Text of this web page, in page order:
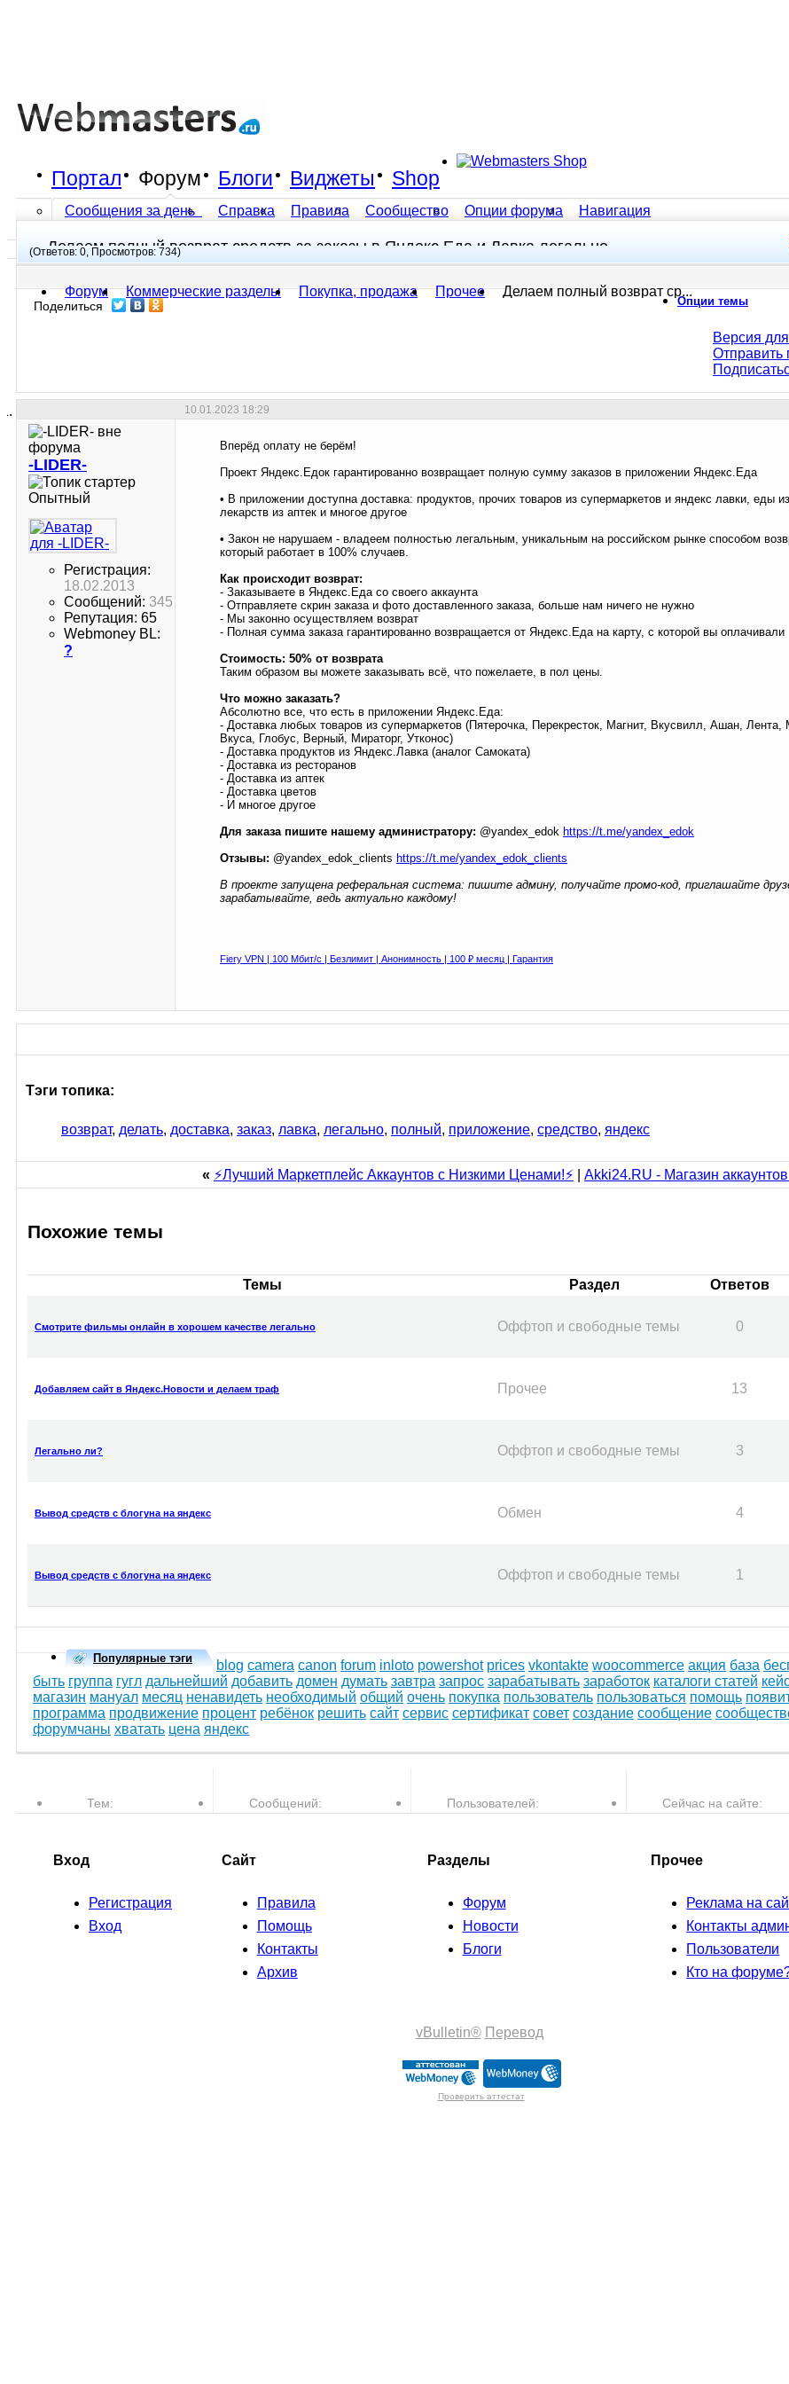
Портал Форум
Сообщения за день Справка Правила Сообщество Опции форума
Все разделы прочитаны
Навигация
Блоги Виджеты Shop
Форум Коммерческие разделы Покупка, продажа Прочее Делаем полный возврат ср...
Делаем полный возврат средств за заказы в Яндекс Еда и Лавка легально
(Ответов: 0, Просмотров: 734)
Опции темы
Версия
Отправить
Поделиться
10.01.2023 18:29
-LIDER-
Опытный
Регистрация:
18.02.2013
Сообщений: 345
Репутация: 65
Webmoney BL:
?
Вперёд оплату не берём!
Проект Яндекс.Едок гарантированно возвращает полную сумму заказов в приложении Яндекс.Еда
• В приложении доступна доставка: продуктов, прочих товаров из супермаркетов и яндекс лавки, еды
лекарств из аптек и многое другое
• Закон не нарушаем - владеем полностью легальным, уникальным на российском рынке способом
который работает в 100% случаев.
Как происходит возврат:
- Заказываете в Яндекс.Еда со своего аккаунта
- Отправляете скрин заказа и фото доставленного заказа, больше нам ничего не нужно
- Мы законно осуществляем возврат
- Полная сумма заказа гарантированно возвращается от Яндекс.Еда на карту, с которой вы оплачивали
Стоимость: 50% от возврата
Таким образом вы можете заказывать всё, что пожелаете, в пол цены.
Что можно заказать?
Абсолютно все, что есть в приложении Яндекс.Еда:
- Доставка любых товаров из супермаркетов (Пятерочка, Перекресток, Магнит, Вкусвилл, Ашан, Лента,
Вкуса, Глобус, Верный, Мираторг, Утконос)
- Доставка продуктов из Яндекс.Лавка (аналог Самоката)
- Доставка из ресторанов
- Доставка из аптек
- Доставка цветов
- И многое другое
Для заказа пишите нашему администратору: @yandex_edok https://t.me/yandex_edok
Отзывы: @yandex_edok_clients https://t.me/yandex_edok_clients
В проекте запущена реферальная система: пишите админу, получайте промо-код, приглашайте
зарабатывайте, ведь актуально каждому!
Fiery VPN | 100 Мбит/с | Безлимит | Анонимность | 100 ₽ месяц | Гарантия
Тэги топика:
возврат, делать, доставка, заказ, лавка, легально, полный, приложение, средство, яндекс
« ⚡️Лучший Маркетплейс Аккаунтов с Низкими Ценами!⚡️ Akki24.RU - Магазин
Похожие темы
Темы Раздел Ответов
Смотрите фильмы онлайн в хорошем качестве легально Оффтоп и свободные темы 0
Добавляем сайт в Яндекс.Новости и делаем траф Прочее 13
Легально ли? Оффтоп и свободные темы 3
Вывод средств с блогуна на яндекс Обмен 4
Вывод средств с блогуна на яндекс Оффтоп и свободные темы 1
Популярные тэги blog camera canon forum inloto powershot prices vkontakte woocommerce акция база
быть группа гугл дальнейший добавить домен думать завтра запрос зарабатывать заработок каталоги статей
магазин мануал месяц ненавидеть необходимый общий очень покупка пользователь пользоваться помощь
программа продвижение процент ребёнок решить сайт сервис сертификат совет создание сообщение
форумчаны хватать цена яндекс
Тем: Сообщений: Пользователей: Сейчас на сайте:
Вход
Регистрация
Вход
Сайт
Правила
Помощь
Контакты
Архив
Разделы
Форум
Новости
Блоги
Прочее
Реклама на
Контакты
Пользователи
Кто на
vBulletin® Перевод
Проверить аттестат